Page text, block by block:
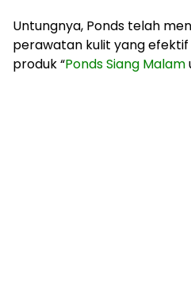
Untungnya, Ponds telah
perawatan kulit yang
produk “Ponds Siang Malam